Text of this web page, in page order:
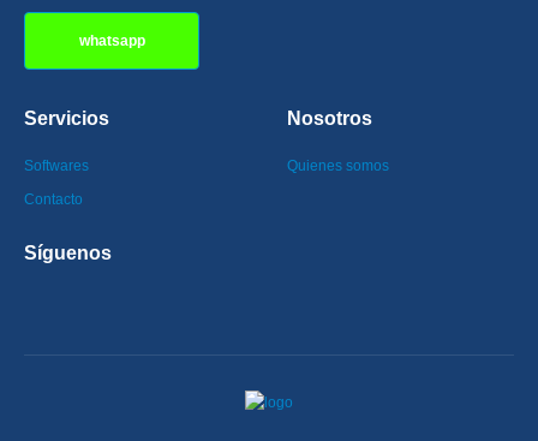
whatsapp
Servicios
Softwares
Contacto
Nosotros
Quienes somos
Síguenos